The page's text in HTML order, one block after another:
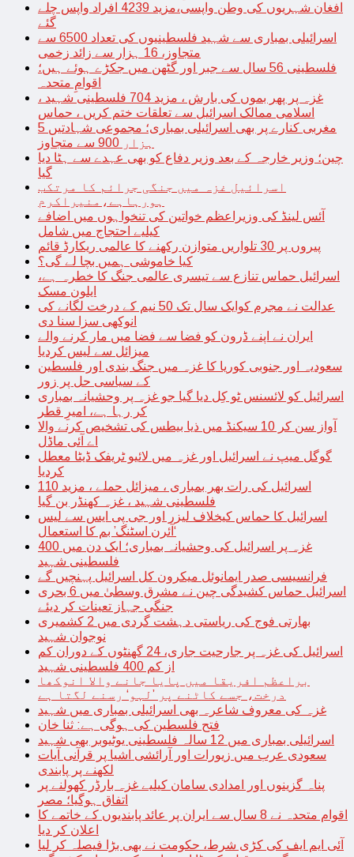
افغان شہریوں کی وطن واپسی،مزید 4239 افراد واپس چلے
گئے
اسرائیلی بمباری سے شہید فلسطینیوں کی تعداد 6500 سے
متجاوز، 16 ہزار سے زائد زخمی
فلسطینی 56 سال سے جبر اور گٹھن میں جکڑے ہوئے ہیں؛
اقوامِ متحدہ
غزہ پر پھر بموں کی بارش ، مزید 704 فلسطینی شہید ،
اسلامی ممالک اسرائیل سے تعلقات ختم کریں ، حماس
مغربی کنارے پر بھی اسرائیلی بمباری؛ مجموعی شہادتیں 5
ہزار 900 سے متجاوز
چین؛ وزیر خارجہ کے بعد وزیر دفاع کو بھی عہدے سے ہٹا دیا
گیا
اسرائیل غزہ میں جنگی جرائم کا مرتکب
ہورہاہے،منیراکرم
آئس لینڈ کی وزیراعظم خواتین کی تنخواہوں میں اضافے
کیلیے احتجاج میں شامل
پیروں پر 30 تلواریں متوازن رکھنے کا عالمی ریکارڈ قائم
کیا خاموشی ہمیں بچا لے گی؟
اسرائیل حماس تنازع سے تیسری عالمی جنگ کا خطرہ ہے،
ایلون مسک
عدالت نے مجرم کوایک سال تک 50 نیم کے درخت لگانے کی
انوکھی سزا سنا دی
ایران نے اپنے ڈرون کو فضا سے فضا میں مار کرنے والے
میزائل سے لیس کردیا
سعودیہ اور جنوبی کوریا کا غزہ میں جنگ بندی اور فلسطین
کے سیاسی حل پر زور
اسرائیل کو لائسنس ٹو کِل دیا گیا جو غزہ پر وحشیانہ بمباری
کر رہا ہے، امیرِ قطر
آواز سن کر 10 سیکنڈ میں ذیا بیطس کی تشخیص کرنے والا
اے آئی ماڈل
گوگل میپ نے اسرائیل اور غزہ میں لائیو ٹریفک ڈیٹا معطل
کردیا
اسرائیل کی رات بھر بمباری ، میزائل حملے ، مزید 110
فلسطینی شہید ، غزہ کھنڈر بن گیا
اسرائیل کا حماس کیخلاف لیزر اور جی پی ایس سے لیس
‘آئرن اسٹنگ’ بم کا استعمال
غزہ پر اسرائیل کی وحشیانہ بمباری؛ ایک دن میں 400
فلسطینی شہید
فرانسیسی صدر ایمانوئل میکرون کل اسرائیل پہنچیں گے
اسرائیل حماس کشیدگی چین نے مشرق وسطیٰ میں 6 بحری
جنگی جہاز تعینات کر دیئے
بھارتی فوج کی ریاستی دہشت گردی میں 2 کشمیری
نوجوان شہید
اسرائیل کی غزہ پر جارحیت جاری، 24 گھنٹوں کے دوران کم
از کم 400 فلسطینی شہید
براعظم افریقا میں پایا جانے والا انوکھا
درخت، جسے کاٹنے پر ’لہو‘ رسنے لگتا ہے
غزہ کی معروف شاعرہ بھی اسرائیلی بمباری میں شہید
فتح فلسطین کی ہوگی ہے: ثنا خان
اسرائیلی بمباری میں 12 سالہ فلسطینی یوٹیوبر بھی شہید
سعودی عرب میں زیورات اور آرائشی اشیا پر قرآنی آیات
لکھنے پر پابندی
پناہ گزینوں اور امدادی سامان کیلیے غزہ بارڈر کھولنے پر
اتفاق ہوگیا؛ مصر
اقوام متحدہ نے 8 سال سے ایران پر عائد پابندیوں کے خاتمے کا
اعلان کر دیا
آئی ایم ایف کی کڑی شرط، حکومت نے بھی بڑا فیصلہ کر لیا